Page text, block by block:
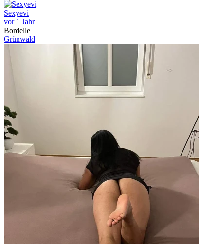
Sexyevi
vor 1 Jahr
Bordelle
Grünwald